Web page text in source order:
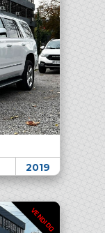
2019
VENDIDO